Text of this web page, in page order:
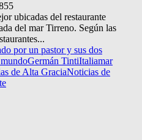
ubicadas del restaurante
del mar Tirreno. Según las
por un pastor y sus dos
Germán TintiItaliamar
de Alta GraciaNoticias de